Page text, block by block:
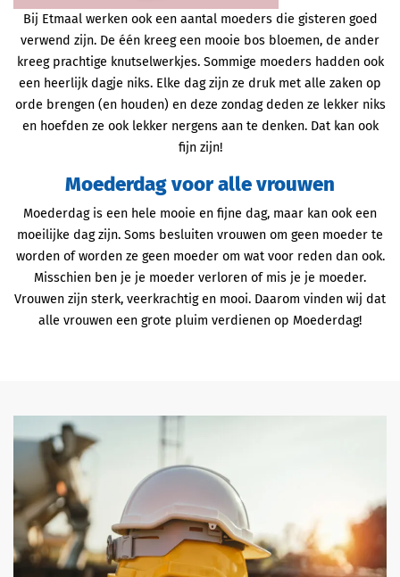
Bij Etmaal werken ook een aantal moeders die gisteren goed
verwend zijn. De één kreeg een mooie bos bloemen, de ander
kreeg prachtige knutselwerkjes. Sommige moeders hadden ook
een heerlijk dagje niks. Elke dag zijn ze druk met alle zaken op
orde brengen (en houden) en deze zondag deden ze lekker niks
en hoefden ze ook lekker nergens aan te denken. Dat kan ook
fijn zijn!
Moederdag voor alle vrouwen
Moederdag is een hele mooie en fijne dag, maar kan ook een
moeilijke dag zijn. Soms besluiten vrouwen om geen moeder te
worden of worden ze geen moeder om wat voor reden dan ook.
Misschien ben je je moeder verloren of mis je je moeder.
Vrouwen zijn sterk, veerkrachtig en mooi. Daarom vinden wij dat
alle vrouwen een grote pluim verdienen op Moederdag!